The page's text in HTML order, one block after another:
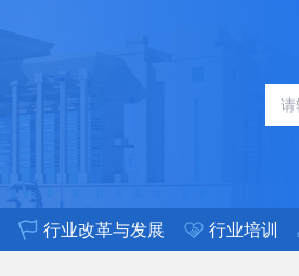
行业改革与发展 行业培训